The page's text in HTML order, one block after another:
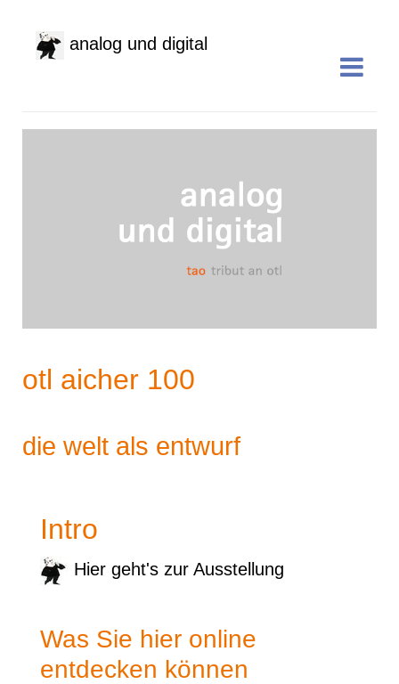
analog und digital
otl aicher 100
die welt als entwurf
Intro
Hier geht's zur Ausstellung
Was Sie hier online
entdecken können